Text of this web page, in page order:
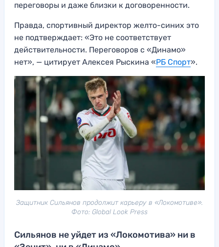
переговоры и даже близки к договоренности.
Правда, спортивный директор желто-синих это
не подтверждает: «Это не соответствует
действительности. Переговоров с «Динамо»
нет», — цитирует Алексея Рыскина «РБ Спорт».
Защитник Сильянов продолжит карьеру в «Локомотиве».
Фото: Global Look Press
Сильянов не уйдет из «Локомотива» ни в